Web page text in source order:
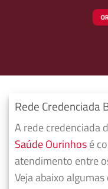
Rede Credenciada
A rede credenciada
Saúde Ourinhosé
atendimento entre
Veja abaixo